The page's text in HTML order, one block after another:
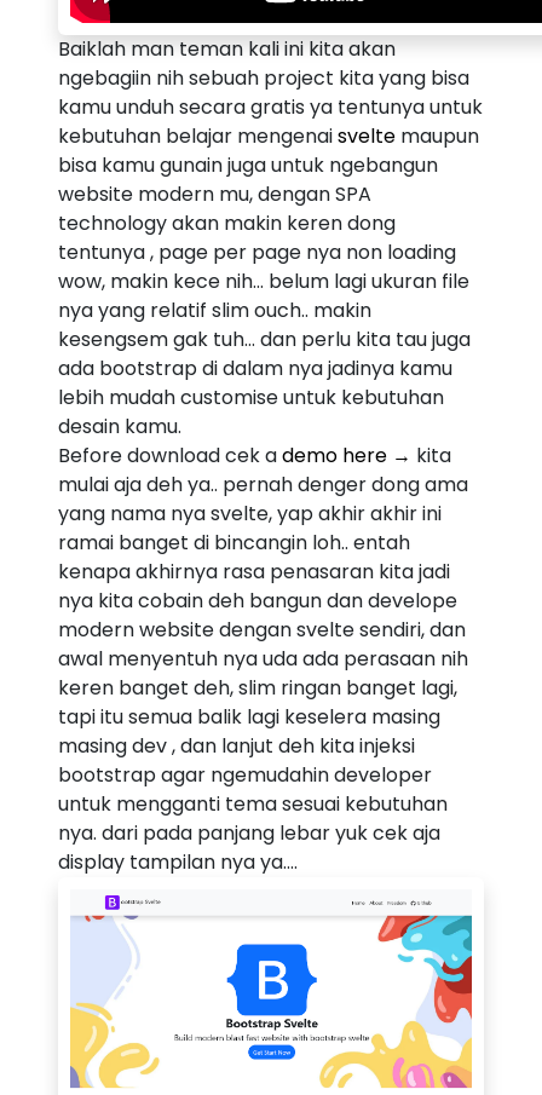
Baiklah man teman kali ini kita akan
ngebagiin nih sebuah project kita yang bisa
kamu unduh secara gratis ya tentunya untuk
kebutuhan belajar mengenaisvelte maupun
bisa kamu gunain juga untuk ngebangun
website modern mu, dengan SPA
technology akan makin keren dong
tentunya , page per page nya non loading
wow, makin kece nih... belum lagi ukuran file
nya yang relatif slim ouch.. makin
kesengsem gak tuh... dan perlu kita tau juga
ada bootstrap di dalam nya jadinya kamu
lebih mudah customise untuk kebutuhan
desain kamu.
Before download cek ademo here → kita
mulai aja deh ya.. pernah denger dong ama
yang nama nya svelte, yap akhir akhir ini
ramai banget di bincangin loh.. entah
kenapa akhirnya rasa penasaran kita jadi
nya kita cobain deh bangun dan develope
modern website dengan svelte sendiri, dan
awal menyentuh nya uda ada perasaan nih
keren banget deh, slim ringan banget lagi,
tapi itu semua balik lagi keselera masing
masing dev , dan lanjut deh kita injeksi
bootstrap agar ngemudahin developer
untuk mengganti tema sesuai kebutuhan
nya. dari pada panjang lebar yuk cek aja
display tampilan nya ya....